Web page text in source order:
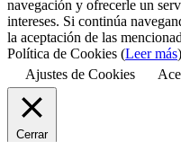
navegación y ofrecerle un
intereses. Si continúa
la aceptación de las
Política de Cookies (Leer más
Ajustes de Cookies
Cerrar